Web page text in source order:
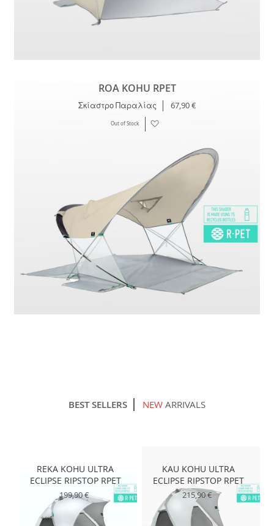
ROA KOHU RPET
Σκίαστρο Παραλίας 67,90 €
Out of Stock
BEST SELLERS NEW ARRIVALS
REKA KOHU ULTRA
ECLIPSE RIPSTOP RPET
199,90 €
KAU KOHU ULTRA
ECLIPSE RIPSTOP RPET
215,90 €